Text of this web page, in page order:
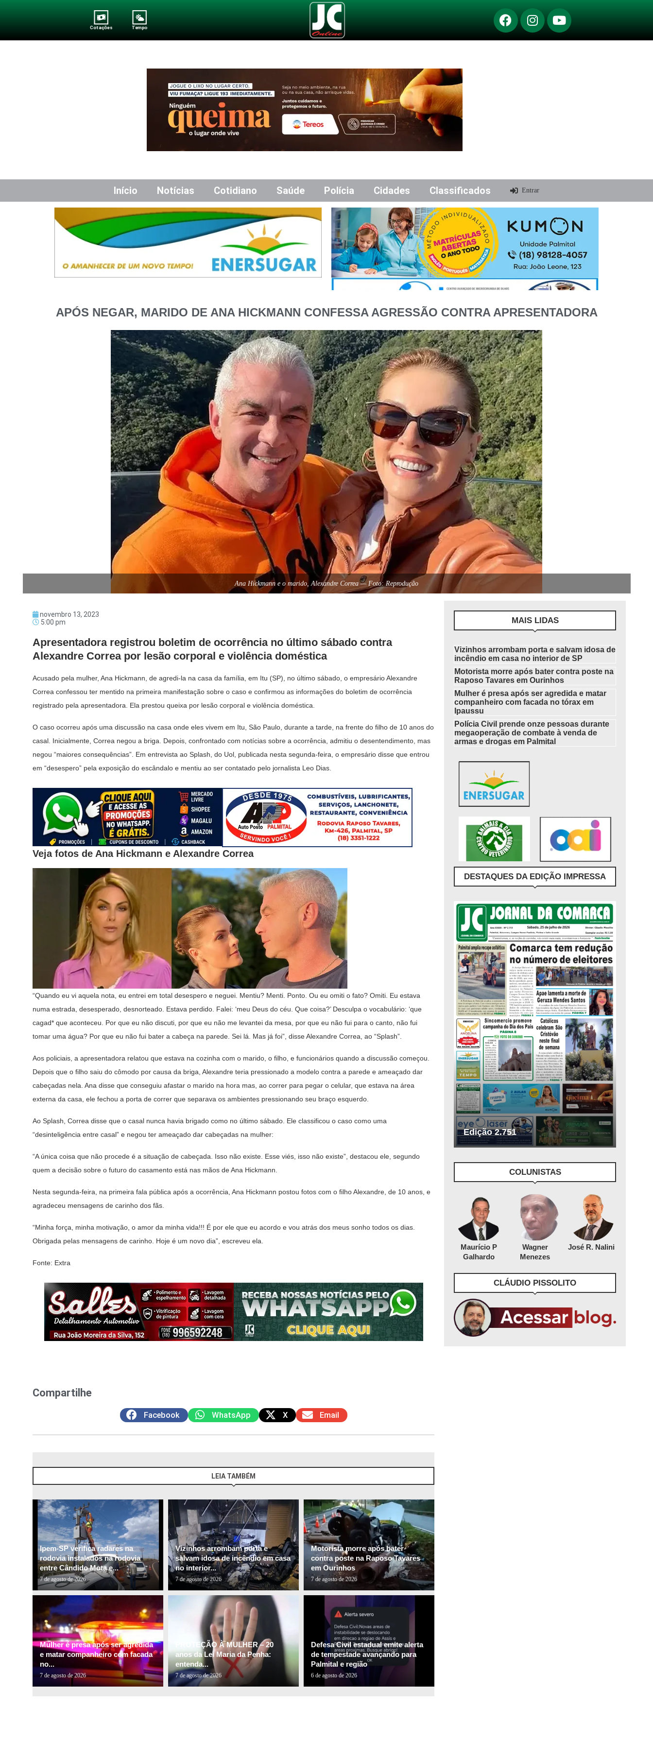
Cotações Tempo
Início Notícias Cotidiano Saúde Polícia Cidades Classificados Entrar
APÓS NEGAR, MARIDO DE ANA HICKMANN CONFESSA AGRESSÃO CONTRA APRESENTADORA
Ana Hickmann e o marido, Alexandre Correa — Foto: Reprodução
novembro 13, 2023
5:00 pm
Apresentadora registrou boletim de ocorrência no último sábado contra
Alexandre Correa por lesão corporal e violência doméstica
Acusado pela mulher, Ana Hickmann, de agredi-la na casa da família, em Itu (SP), no último sábado, o empresário Alexandre
Correa confessou ter mentido na primeira manifestação sobre o caso e confirmou as informações do boletim de ocorrência
registrado pela apresentadora. Ela prestou queixa por lesão corporal e violência doméstica.
O caso ocorreu após uma discussão na casa onde eles vivem em Itu, São Paulo, durante a tarde, na frente do filho de 10 anos do
casal. Inicialmente, Correa negou a briga. Depois, confrontado com notícias sobre a ocorrência, admitiu o desentendimento, mas
negou “maiores consequências”. Em entrevista ao Splash, do Uol, publicada nesta segunda-feira, o empresário disse que entrou
em “desespero” pela exposição do escândalo e mentiu ao ser contatado pelo jornalista Leo Dias.
Veja fotos de Ana Hickmann e Alexandre Correa
“Quando eu vi aquela nota, eu entrei em total desespero e neguei. Mentiu? Menti. Ponto. Ou eu omiti o fato? Omiti. Eu estava
numa estrada, desesperado, desnorteado. Estava perdido. Falei: ‘meu Deus do céu. Que coisa?’ Desculpa o vocabulário: ‘que
cagad* que aconteceu. Por que eu não discuti, por que eu não me levantei da mesa, por que eu não fui para o canto, não fui
tomar uma água? Por que eu não fui bater a cabeça na parede. Sei lá. Mas já foi”, disse Alexandre Correa, ao “Splash”.
Aos policiais, a apresentadora relatou que estava na cozinha com o marido, o filho, e funcionários quando a discussão começou.
Depois que o filho saiu do cômodo por causa da briga, Alexandre teria pressionado a modelo contra a parede e ameaçado dar
cabeçadas nela. Ana disse que conseguiu afastar o marido na hora mas, ao correr para pegar o celular, que estava na área
externa da casa, ele fechou a porta de correr que separava os ambientes pressionando seu braço esquerdo.
Ao Splash, Correa disse que o casal nunca havia brigado como no último sábado. Ele classificou o caso como uma
“desinteligência entre casal” e negou ter ameaçado dar cabeçadas na mulher:
“A única coisa que não procede é a situação de cabeçada. Isso não existe. Esse viés, isso não existe”, destacou ele, segundo
quem a decisão sobre o futuro do casamento está nas mãos de Ana Hickmann.
Nesta segunda-feira, na primeira fala pública após a ocorrência, Ana Hickmann postou fotos com o filho Alexandre, de 10 anos, e
agradeceu mensagens de carinho dos fãs.
“Minha força, minha motivação, o amor da minha vida!!! É por ele que eu acordo e vou atrás dos meus sonho todos os dias.
Obrigada pelas mensagens de carinho. Hoje é um novo dia”, escreveu ela.
Fonte: Extra
Compartilhe
Facebook WhatsApp X Email
LEIA TAMBÉM
Ipem-SP verifica radares na
rodovia instalados na rodovia
entre Cândido Mota e...
7 de agosto de 2026
Vizinhos arrombam porta e
salvam idosa de incêndio em casa
no interior...
7 de agosto de 2026
Motorista morre após bater
contra poste na Raposo Tavares
em Ourinhos
7 de agosto de 2026
Mulher é presa após ser agredida
e matar companheiro com facada
no...
7 de agosto de 2026
PROTEÇÃO À MULHER – 20
anos da Lei Maria da Penha:
entenda...
7 de agosto de 2026
Defesa Civil estadual emite alerta
de tempestade avançando para
Palmital e região
6 de agosto de 2026
MAIS LIDAS
Vizinhos arrombam porta e salvam idosa de
incêndio em casa no interior de SP
Motorista morre após bater contra poste na
Raposo Tavares em Ourinhos
Mulher é presa após ser agredida e matar
companheiro com facada no tórax em
Ipaussu
Polícia Civil prende onze pessoas durante
megaoperação de combate à venda de
armas e drogas em Palmital
DESTAQUES DA EDIÇÃO IMPRESSA
Edição 2.751
COLUNISTAS
Maurício P
Galhardo
Wagner
Menezes
José R. Nalini
CLÁUDIO PISSOLITO